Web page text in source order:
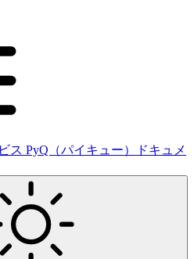
ス PyQ（パイキュー）ドキュメ